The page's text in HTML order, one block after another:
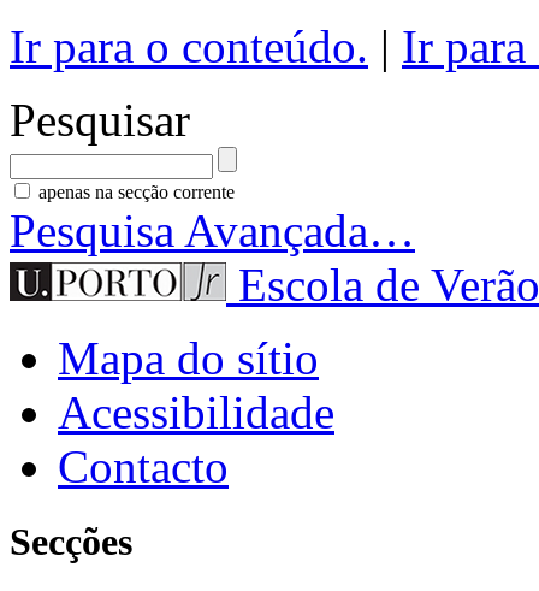
Ir para o conteúdo. | Ir para
Pesquisar
apenas na secção corrente
Pesquisa Avançada…
Escola de
Mapa do sítio
Acessibilidade
Contacto
Secções